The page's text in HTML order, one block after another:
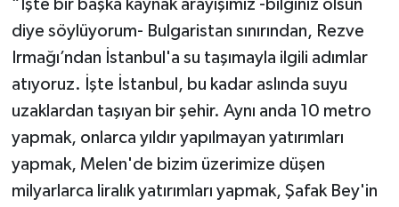
“İşte bir başka kaynak arayışımız -bilginiz olsun
diye söylüyorum- Bulgaristan sınırından, Rezve
Irmağı’ndan İstanbul'a su taşımayla ilgili adımlar
atıyoruz. İşte İstanbul, bu kadar aslında suyu
uzaklardan taşıyan bir şehir. Aynı anda 10 metro
yapmak, onlarca yıldır yapılmayan yatırımları
yapmak, Melen'de bizim üzerimize düşen
milyarlarca liralık yatırımları yapmak, Şafak Bey'in